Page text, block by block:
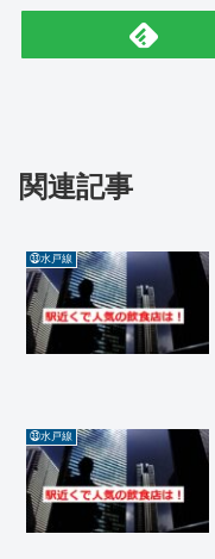
関連記事
㉝水戸線
㉝水戸線